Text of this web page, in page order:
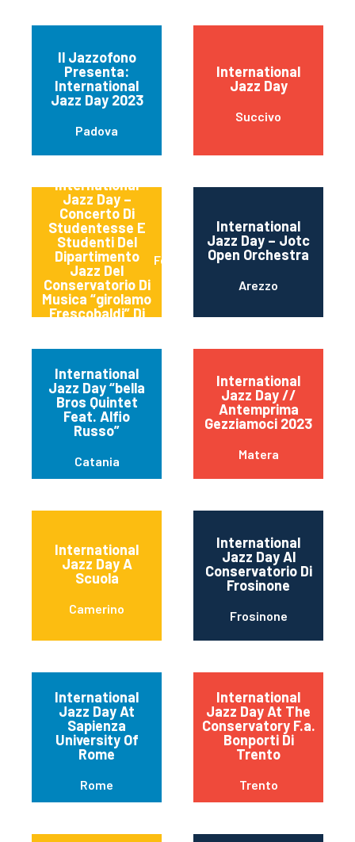
Il Jazzofono
Presenta:
International
Jazz Day 2023
Padova
International
Jazz Day
Succivo
International
Jazz Day –
Concerto Di
Studentesse E
Studenti Del
Dipartimento
Jazz Del
Conservatorio Di
Musica “girolamo
Frescobaldi” Di
Ferrara
International
Jazz Day – Jotc
Open Orchestra
Arezzo
International
Jazz Day “bella
Bros Quintet
Feat. Alfio
Russo”
Catania
International
Jazz Day //
Antemprima
Gezziamoci 2023
Matera
International
Jazz Day A
Scuola
Camerino
International
Jazz Day Al
Conservatorio Di
Frosinone
Frosinone
International
Jazz Day At
Sapienza
University Of
Rome
Rome
International
Jazz Day At The
Conservatory F.a.
Bonporti Di
Trento
Trento